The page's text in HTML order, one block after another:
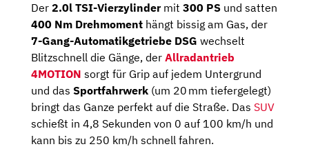
Der 2.0l TSI-Vierzylindermit 300 PS und satten
400 Nm Drehmoment hängt bissig am Gas, der
7-Gang-Automatikgetriebe DSG wechselt
Blitzschnell die Gänge, der Allradantrieb
4MOTION sorgt für Grip auf jedem Untergrund
und das Sportfahrwerk (um 20 mm tiefergelegt)
bringt das Ganze perfekt auf die Straße. Das SUV
schießt in 4,8 Sekunden von 0 auf 100 km/h und
kann bis zu 250 km/h schnell fahren.